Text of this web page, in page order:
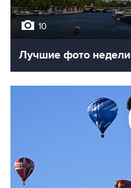
10
Лучшие фото недели